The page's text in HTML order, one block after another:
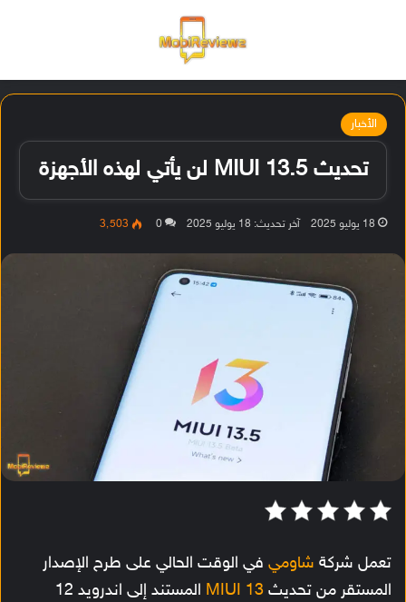
الأخبار
تحديث MIUI 13.5 لن يأتي لهذه الأجهزة
18 يوليو 2025 آخر تحديث: 18 يوليو 2025 0 3٬503
تعمل شركة شاومي في الوقت الحالي على طرح الإصدار
المستقر من تحديث MIUI 13
المستند إلى اندرويد 12